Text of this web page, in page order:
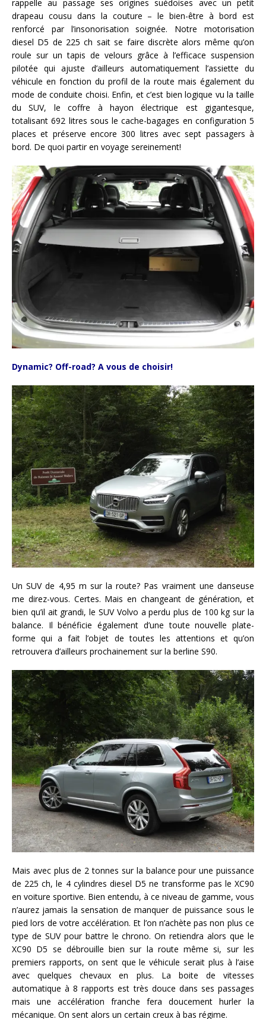
rappelle au passage ses origines suédoises avec un petit
drapeau cousu dans la couture – le bien-être à bord est
renforcé par l’insonorisation soignée. Notre motorisation
diesel D5 de 225 ch sait se faire discrète alors même qu’on
roule sur un tapis de velours grâce à l’efficace suspension
pilotée qui ajuste d’ailleurs automatiquement l’assiette du
véhicule en fonction du profil de la route mais également du
mode de conduite choisi. Enfin, et c’est bien logique vu la taille
du SUV, le coffre à hayon électrique est gigantesque,
totalisant 692 litres sous le cache-bagages en configuration 5
places et préserve encore 300 litres avec sept passagers à
bord. De quoi partir en voyage sereinement!
Dynamic? Off-road? A vous de choisir!
Un SUV de 4,95 m sur la route? Pas vraiment une danseuse
me direz-vous. Certes. Mais en changeant de génération, et
bien qu’il ait grandi, le SUV Volvo a perdu plus de 100 kg sur la
balance. Il bénéficie également d’une toute nouvelle plate-
forme qui a fait l’objet de toutes les attentions et qu’on
retrouvera d’ailleurs prochainement sur la berline S90.
Mais avec plus de 2 tonnes sur la balance pour une puissance
de 225 ch, le 4 cylindres diesel D5 ne transforme pas le XC90
en voiture sportive. Bien entendu, à ce niveau de gamme, vous
n’aurez jamais la sensation de manquer de puissance sous le
pied lors de votre accélération. Et l’on n’achète pas non plus ce
type de SUV pour battre le chrono. On retiendra alors que le
XC90 D5 se débrouille bien sur la route même si, sur les
premiers rapports, on sent que le véhicule serait plus à l’aise
avec quelques chevaux en plus. La boite de vitesses
automatique à 8 rapports est très douce dans ses passages
mais une accélération franche fera doucement hurler la
mécanique. On sent alors un certain creux à bas régime.